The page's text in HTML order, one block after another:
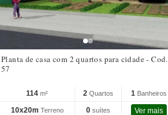
Planta de casa com 2 quartos para cidade - Cod.
57
114 m² 2 Quartos 1 Banheiros
10x20m Terreno 0 suítes Ver mais